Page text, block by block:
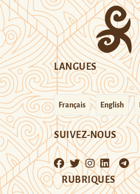
LANGUES
Français English
SUIVEZ-NOUS
RUBRIQUES